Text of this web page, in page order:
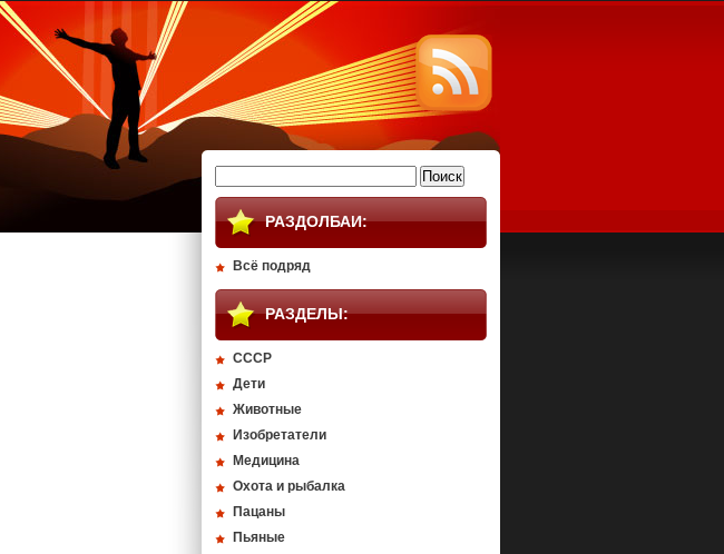
РАЗДОЛБАИ:
Всё подряд
РАЗДЕЛЫ:
СССР
Дети
Животные
Изобретатели
Медицина
Охота и рыбалка
Пацаны
Пьяные